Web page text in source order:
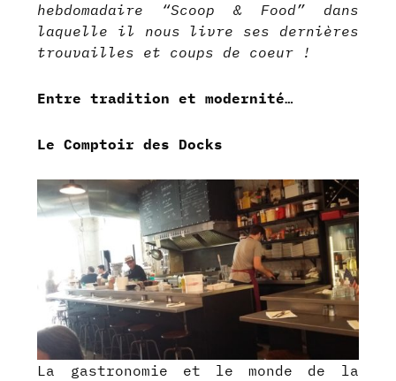
hebdomadaire “Scoop & Food” dans
laquelle il nous livre ses dernières
trouvailles et coups de coeur !
Entre tradition et modernité…
Le Comptoir des Docks
La gastronomie et le monde de la